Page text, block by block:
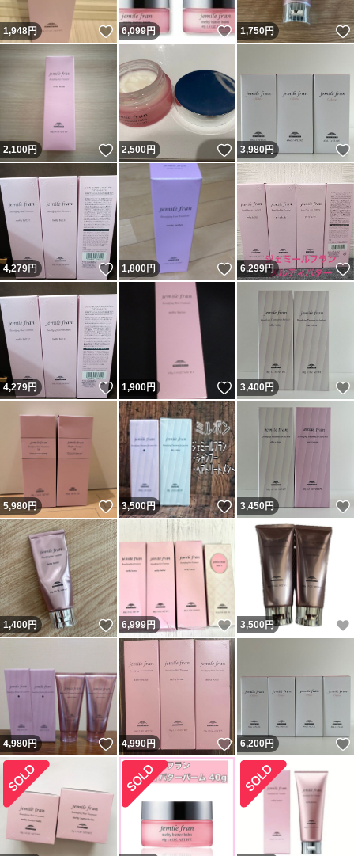
1,948円 いいね！
6,099円 いいね！
1,750円
2,100円 いいね！
2,500円 いいね！
3,980円
4,279円 いいね！
1,800円 いいね！
6,299円
4,279円 いいね！
1,900円 いいね！
3,400円
5,980円 いいね！
3,500円 いいね！
3,450円
1,400円 いいね！
6,999円 いいね！
3,500 円
4,980円 いいね！
4,990円 いいね！
6,200円